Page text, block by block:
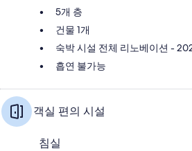
5개 층
건물 1개
숙박 시설 전체 리노베이션 -
흡연 불가능
객실 편의 시설
침실